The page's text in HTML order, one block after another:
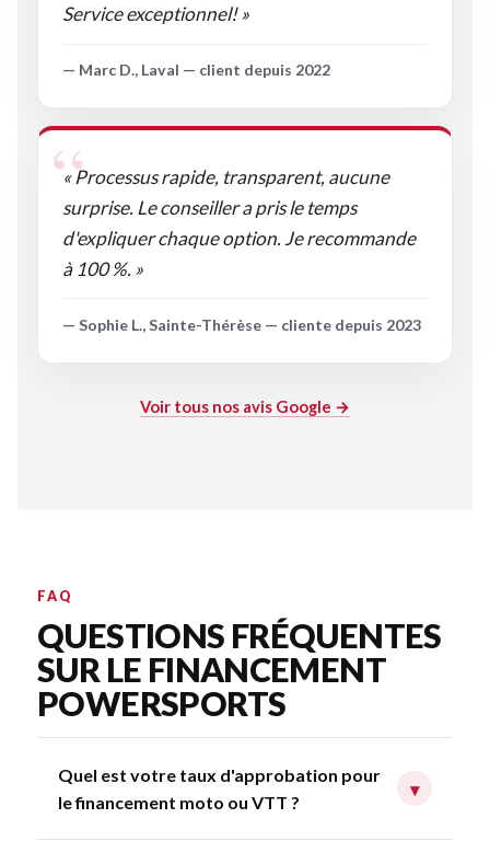
Service exceptionnel! »
— Marc D., Laval — client depuis 2022
« Processus rapide, transparent, aucune
surprise. Le conseiller a pris le temps
d'expliquer chaque option. Je recommande
à 100 %. »
— Sophie L., Sainte-Thérèse — cliente depuis 2023
Voir tous nos avis Google →
FAQ
QUESTIONS FRÉQUENTES
SUR LE FINANCEMENT
POWERSPORTS
Quel est votre taux d'approbation pour
le financement moto ou VTT ?
▾